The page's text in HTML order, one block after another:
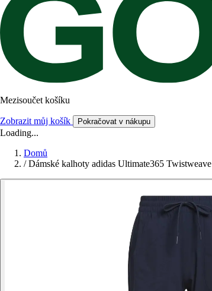
Mezisoučet košíku
Zobrazit můj košík Pokračovat v nákupu
Loading...
Domů
/ Dámské kalhoty adidas Ultimate365 Twistweave